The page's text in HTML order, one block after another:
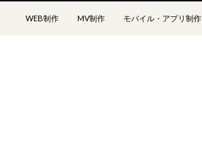
WEB制作
MV制作 モバイル・アプリ制作